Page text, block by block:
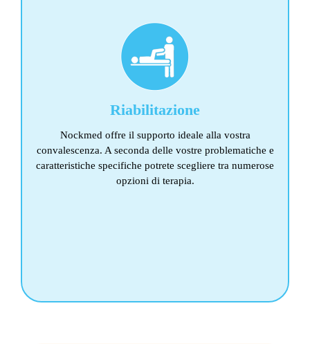
Riabilitazione
Nockmed offre il supporto ideale alla vostra
convalescenza. A seconda delle vostre problematiche e
caratteristiche specifiche potrete scegliere tra numerose
opzioni di terapia.
in caso di malattie degenerative o reumatiche
La nostra offerta terapeutica:
fisioterapia
terapie manuali
massaggio classico
linfodrenaggio
magnetoterapia